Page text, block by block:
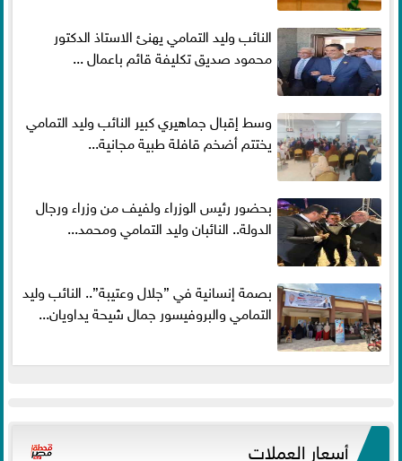
النائب وليد التمامي يهنئ الاستاذ الدكتور
محمود صديق تكليفة قائم باعمال ...
وسط إقبال جماهيري كبير النائب وليد التمامي
يختتم أضخم قافلة طبية مجانية...
بحضور رئيس الوزراء ولفيف من وزراء ورجال
الدولة.. النائبان وليد التمامي ومحمد...
بصمة إنسانية في ”جلال وعتيبة”.. النائب وليد
التمامي والبروفيسور جمال شيحة يداويان...
أسعار العملات